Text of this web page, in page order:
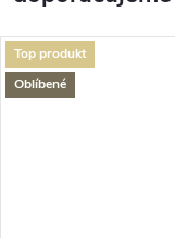
Top produkt
Oblíbené